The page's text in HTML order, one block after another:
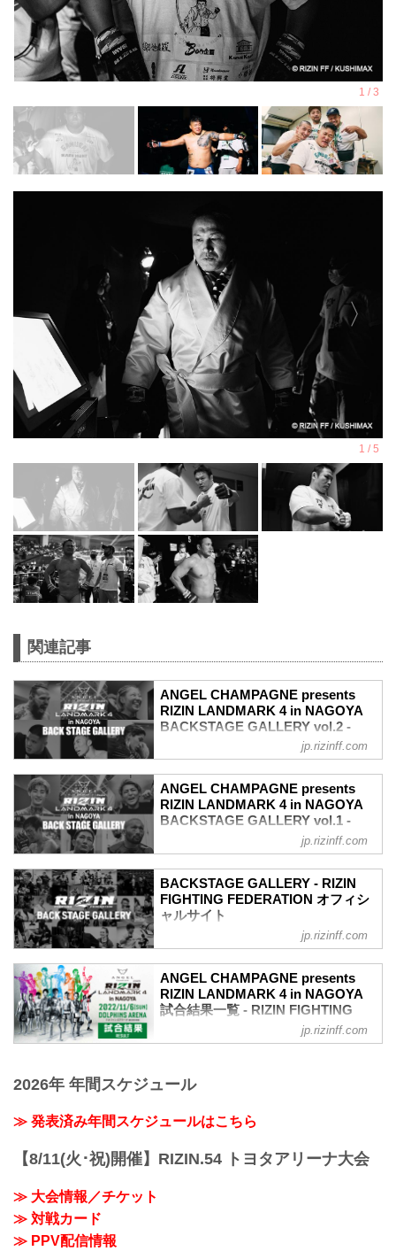
関連記事
ANGEL CHAMPAGNE presents
RIZIN LANDMARK 4 in NAGOYA
BACKSTAGE GALLERY vol.2 -
RIZIN FIGHTING FEDERATION オ
フィシャルサイト
戦いの裏側で選手が見せる真実の素顔を
収めた「BACKSTAGE GALLERY」
第8試合〜第11試合までのvol.1はこち
第7試合 ／カルリ・ギブレイン vs. 貴賢
カルリ・ギブレイン5
貴賢神4
第6試合 ／SARAMI vs. ラーラ・フォン
SARAMI4
ラーラ・フォントーラ3
第5試合 ／中村優作 vs. 征矢貴
中村優作5
征矢貴4
第4試合 ／青井人 vs. 鈴木博昭
第3試合 ／アラン“ヒロ”ヤマニハ vs. 河村
アラン“ヒロ”...
jp.rizinff.com
ANGEL CHAMPAGNE presents
RIZIN LANDMARK 4 in NAGOYA
BACKSTAGE GALLERY vol.1 -
RIZIN FIGHTING FEDERATION オ
フィシャルサイト
戦いの裏側で選手が見せる真実の素顔を
収めた「BACKSTAGE GALLERY」
OPENING FIGHT 第1試合〜第7試合まで
第11試合 ／弥益ドミネーター聡志 vs. 平
平本蓮7
弥益ドミネーター聡志8
第10試合 ／今成正和 vs. 鈴木千裕
今成正和4
元谷友貴5
倉本一真3
ント
ミノワマンZ5
jp.rizinff.com
BACKSTAGE GALLERY - RIZIN
FIGHTING FEDERATION オフィシ
ャルサイト
BACKSTAGE GALLERY の記事一覧 - 格
「RIZIN FIGHTING FEDERATION」（ラ
イジン ファイティング フェデレーショ
ン）の情報・加盟団体について発信して
jp.rizinff.com
ANGEL CHAMPAGNE presents
RIZIN LANDMARK 4 in NAGOYA
試合結果一覧 - RIZIN FIGHTING
FEDERATION オフィシャルサイト
RIZIN MMAルール：5分 3R（70.0kg）
蓮（WIN）
3R 判定 （0-3）
≫ 試合結果詳細
第10試合 ／今成正和 vs. 鈴木千裕
jp.rizinff.com
2026年 年間スケジュール
≫ 発表済み年間スケジュールはこちら
【8/11(火･祝)開催】RIZIN.54 トヨタアリーナ大会
≫ 大会情報／チケット
≫ 対戦カード
≫ PPV配信情報